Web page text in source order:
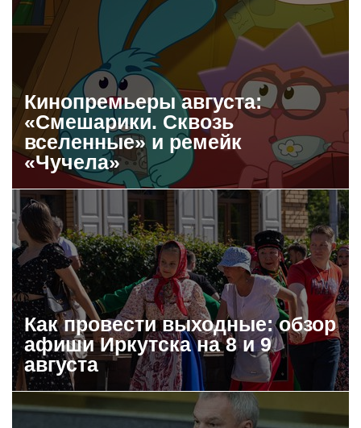
Кинопремьеры августа:
«Смешарики. Сквозь
вселенные» и ремейк
«Чучела»
Как провести выходные: обзор
афиши Иркутска на 8 и 9
августа